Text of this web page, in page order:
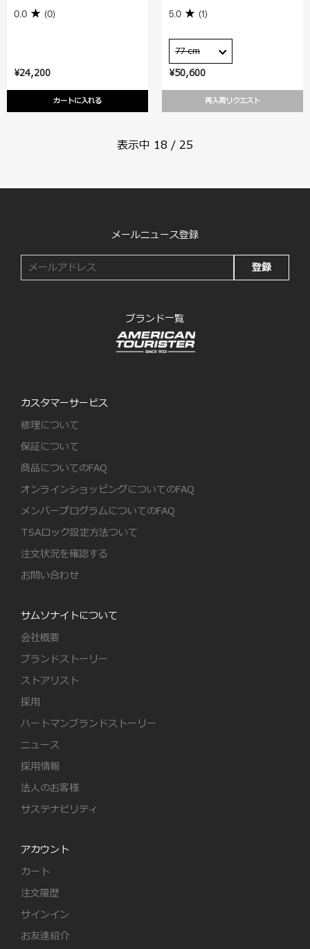
¥24,200
カートに入れる
0.0 (0)
¥50,600
再入荷リクエスト
5.0 (1)
77 cm
表示中 18 / 25
メールニュース登録
登録
ブランド一覧
カスタマーサービス
修理について
保証について
商品についてのFAQ
オンラインショッピングについてのFAQ
メンバープログラムについてのFAQ
TSAロック設定方法ついて
注文状況を確認する
お問い合わせ
サムソナイトについて
会社概要
ブランドストーリー
ストアリスト
採用
ハートマンブランドストーリー
ニュース
採用情報
法人のお客様
サステナビリティ
アカウント
カート
注文履歴
サインイン
お友達紹介